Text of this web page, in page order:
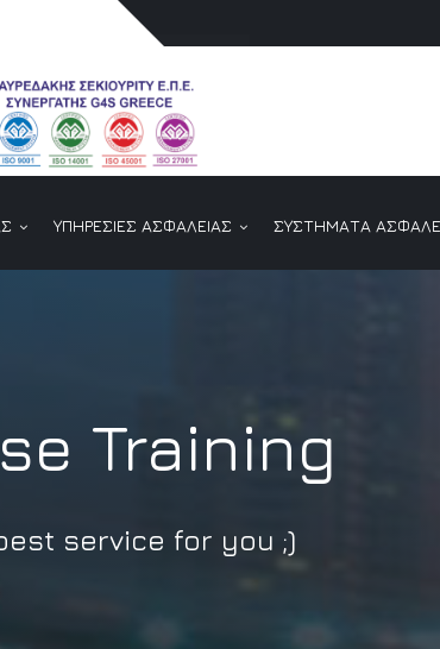
ΥΠΗΡΕΣΙΕΣ ΑΣΦΑΛΕΙΑΣ ΣΥΣΤΗΜΑΤΑ
Training
service for you ;)